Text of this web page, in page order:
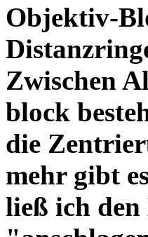
Objektiv-
Zwischen
block
die
mehr gibt
ließ ich den